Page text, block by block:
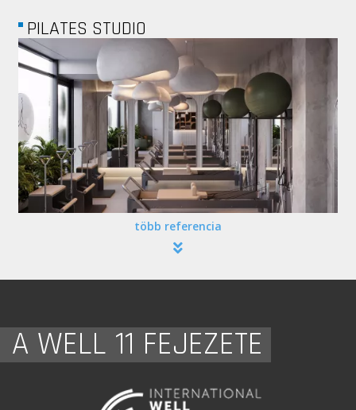
PILATES STUDIO
több referencia
A WELL 11 FEJEZETE